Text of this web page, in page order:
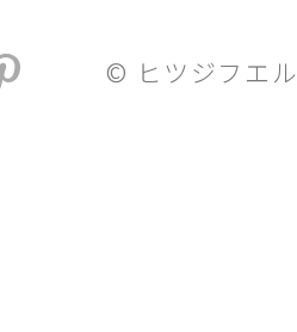
© ヒツジフエ